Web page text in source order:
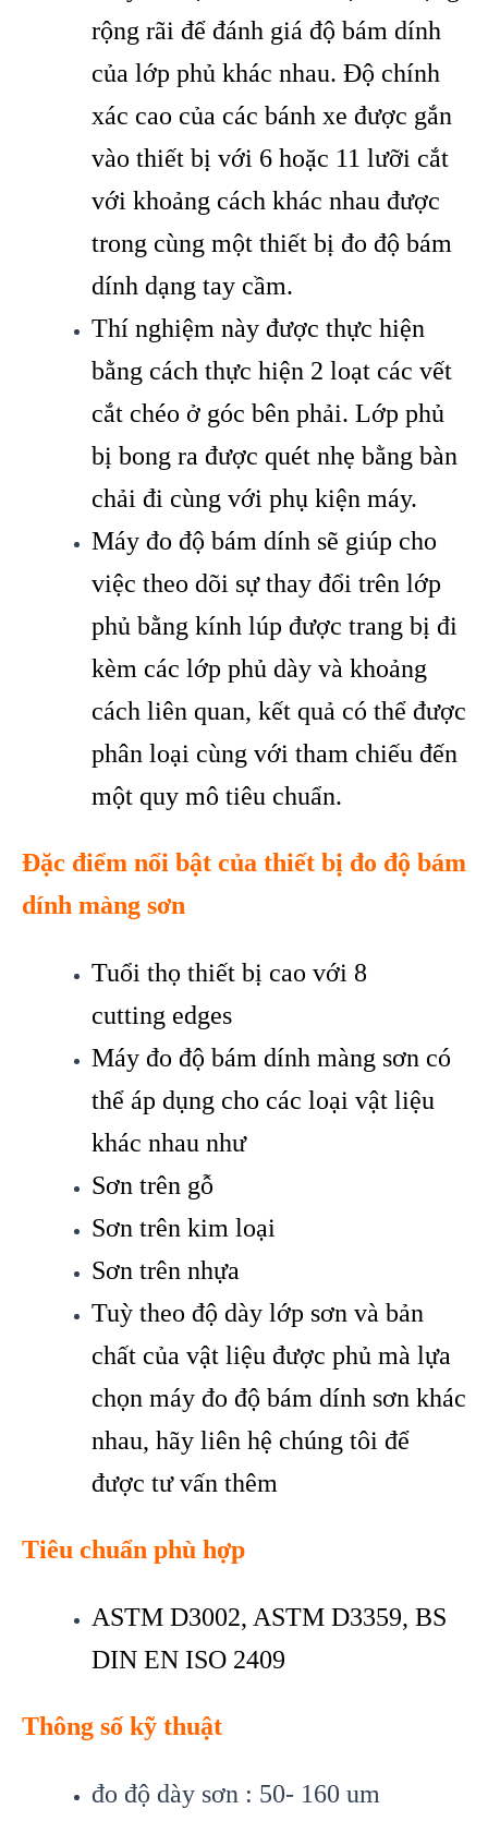
rộng rãi để đánh giá độ bám dính
của lớp phủ khác nhau. Độ chính
xác cao của các bánh xe được gắn
vào thiết bị với 6 hoặc 11 lưỡi cắt
với khoảng cách khác nhau được
trong cùng một thiết bị đo độ bám
dính dạng tay cầm.
Thí nghiệm này được thực hiện
bằng cách thực hiện 2 loạt các vết
cắt chéo ở góc bên phải. Lớp phủ
bị bong ra được quét nhẹ bằng bàn
chải đi cùng với phụ kiện máy.
Máy đo độ bám dính sẽ giúp cho
việc theo dõi sự thay đổi trên lớp
phủ bằng kính lúp được trang bị đi
kèm các lớp phủ dày và khoảng
cách liên quan, kết quả có thể được
phân loại cùng với tham chiếu đến
một quy mô tiêu chuẩn.
Đặc điểm nổi bật của thiết bị đo độ bám
dính màng sơn
Tuổi thọ thiết bị cao với 8
cutting edges
Máy đo độ bám dính màng sơn có
thể áp dụng cho các loại vật liệu
khác nhau như
Sơn trên gỗ
Sơn trên kim loại
Sơn trên nhựa
Tuỳ theo độ dày lớp sơn và bản
chất của vật liệu được phủ mà lựa
chọn máy đo độ bám dính sơn khác
nhau, hãy liên hệ chúng tôi để
được tư vấn thêm
Tiêu chuẩn phù hợp
ASTM D3002, ASTM D3359, BS
DIN EN ISO 2409
Thông số kỹ thuật
đo độ dày sơn : 50- 160 um